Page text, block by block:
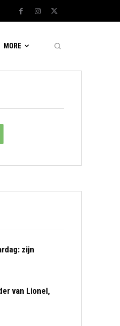
MORE
zijn
van Lionel,